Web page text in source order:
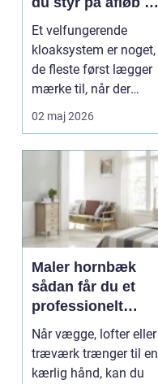
kloak
Et velfungerende
kloaksystem er noget,
de fleste først lægger
mærke til, når der
opstår problemer. L...
02 maj 2026
Maler hornbæk
sådan får du et
professionelt
resultat hver gang
Når vægge, lofter eller
træværk trænger til en
kærlig hånd, kan du